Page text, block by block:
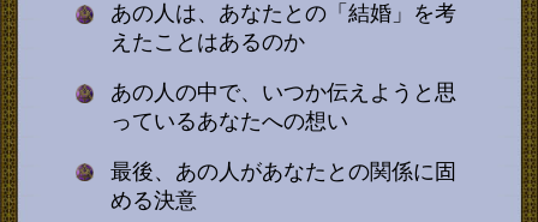
あの人は、あなたとの「結婚」を考
えたことはあるのか
あの人の中で、いつか伝えようと思
っているあなたへの想い
最後、あの人があなたとの関係に固
める決意